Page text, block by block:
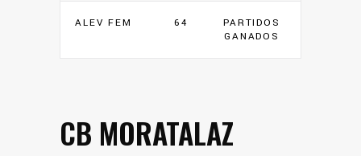
ALEV FEM 64
PARTIDOS
GANADOS
CB MORATALAZ